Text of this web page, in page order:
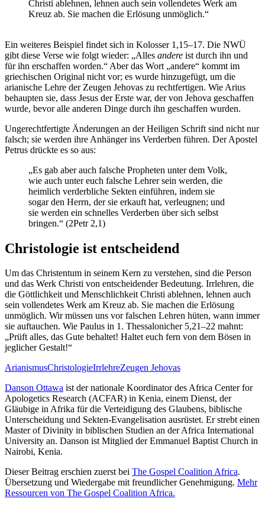
Christi ablehnen, lehnen auch sein vollendetes Werk am
Kreuz ab. Sie machen die Erlösung unmöglich.“
Ein weiteres Beispiel findet sich in Kolosser 1,15–17. Die NWÜ
gibt diese Verse wie folgt wieder: „Alles andere ist durch ihn und
für ihn erschaffen worden.“ Aber das Wort „andere“ kommt im
griechischen Original nicht vor; es wurde hinzugefügt, um die
arianische Lehre der Zeugen Jehovas zu rechtfertigen. Wie Arius
behaupten sie, dass Jesus der Erste war, der von Jehova geschaffen
wurde, bevor alle anderen Dinge durch ihn geschaffen wurden.
Ungerechtfertigte Änderungen an der Heiligen Schrift sind nicht nur
falsch; sie werden ihre Anhänger ins Verderben führen. Der Apostel
Petrus drückte es so aus:
„Es gab aber auch falsche Propheten unter dem Volk,
wie auch unter euch falsche Lehrer sein werden, die
heimlich verderbliche Sekten einführen, indem sie
sogar den Herrn, der sie erkauft hat, verleugnen; und
sie werden ein schnelles Verderben über sich selbst
bringen.“ (2Petr 2,1)
Christologie ist entscheidend
Um das Christentum in seinem Kern zu verstehen, sind die Person
und das Werk Christi von entscheidender Bedeutung. Irrlehren, die
die Göttlichkeit und Menschlichkeit Christi ablehnen, lehnen auch
sein vollendetes Werk am Kreuz ab. Sie machen die Erlösung
unmöglich. Wir müssen uns vor falschen Lehren hüten, wann immer
sie auftauchen. Wie Paulus in 1. Thessalonicher 5,21–22 mahnt:
„Prüft alles, das Gute behaltet! Haltet euch fern von dem Bösen in
jeglicher Gestalt!“
ArianismusChristologieIrrlehreZeugen Jehovas
Danson Ottawa ist der nationale Koordinator des Africa Center for
Apologetics Research (ACFAR) in Kenia, einem Dienst, der
Gläubige in Afrika für die Verteidigung des Glaubens, biblische
Unterscheidung und Sekten-Evangelisation ausrüstet. Er strebt einen
Master of Divinity in biblischen Studien an der Africa International
University an. Danson ist Mitglied der Emmanuel Baptist Church in
Nairobi, Kenia.
Dieser Beitrag erschien zuerst bei The Gospel Coalition Africa.
Übersetzung und Wiedergabe mit freundlicher Genehmigung. Mehr
Ressourcen von The Gospel Coalition Africa.